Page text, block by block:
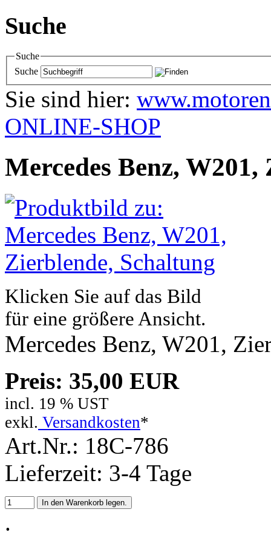
Suche
Suche
Suche
Sie sind hier:
ONLINE-SHOP
Mercedes Benz,
Klicken Sie auf das Bild
für eine größere Ansicht.
Mercedes Benz, W201,
Preis: 35,00 EUR
incl. 19 % UST
exkl. Versandkosten*
Art.Nr.: 18C-786
Lieferzeit: 3-4 Tage
.